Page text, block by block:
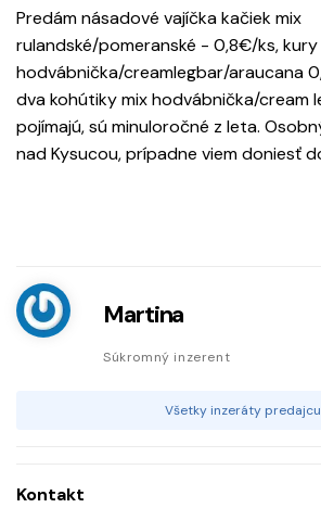
Predám násadové vajíčka kačiek mix
rulandské/pomeranské - 0,8€/ks, kury
hodvábnička/creamlegbar/araucana
dva kohútiky mix hodvábnička/cream
pojímajú, sú minuloročné z leta.
nad Kysucou, prípadne viem doniesť
Martina
Súkromný inzerent
Všetky inzeráty predajcu
Kontakt